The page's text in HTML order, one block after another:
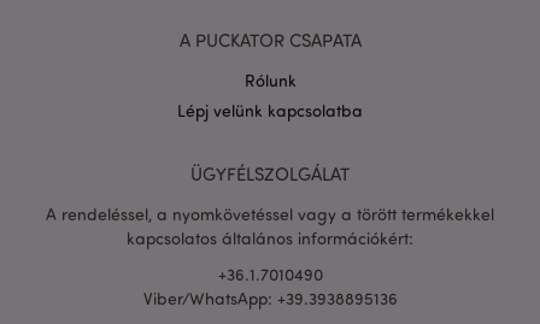
A PUCKATOR CSAPATA
Rólunk
Lépj velünk kapcsolatba
ÜGYFÉLSZOLGÁLAT
A rendeléssel, a nyomkövetéssel vagy a törött termékekkel
kapcsolatos általános információkért:
+36.1.7010490
Viber/WhatsApp: +39.3938895136
Google
adatvédelmi szabályzatát